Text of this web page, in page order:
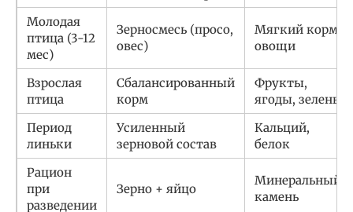
Молодая
птица (3-12
мес)
Зерносмесь (просо,
овес)
Мягкий корм,
овощи
Взрослая
птица
Сбалансированный
корм
Фрукты,
ягоды, зелень
Период
линьки
Усиленный
зерновой состав
Кальций,
белок
Рацион
при
разведении
Зерно + яйцо
Минеральный
камень